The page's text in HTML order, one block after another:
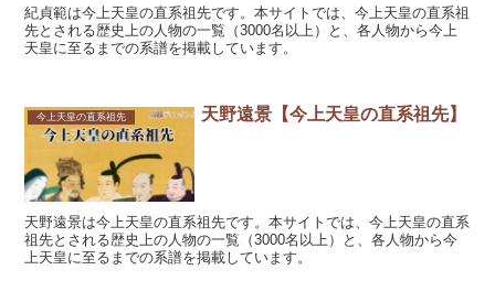
紀貞範は今上天皇の直系祖先です。本サイトでは、今上天皇の直系祖
先とされる歴史上の人物の一覧（3000名以上）と、各人物から今上
天皇に至るまでの系譜を掲載しています。
今上天皇の直系祖先 天野遠景【今上天皇の直系祖先】
天野遠景は今上天皇の直系祖先です。本サイトでは、今上天皇の直系
祖先とされる歴史上の人物の一覧（3000名以上）と、各人物から今
上天皇に至るまでの系譜を掲載しています。